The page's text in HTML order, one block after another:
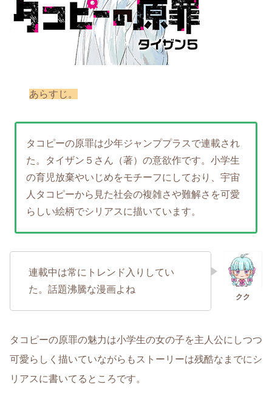
あらすじ。
タコピーの原罪は少年ジャンププラスで連載され
た。タイザン５さん（著）の意欲作です。小学生
の育児放棄やいじめをモチーフにしており、宇宙
人タコピーから見た社会の複雑さや難解さを可愛
らしい絵柄でシリアスに描いています。
連載中は常にトレンド入りしてい
た。話題沸騰な漫画よね
タコピーの原罪の魅力は小学生の女の子を主人公にしつつ
可愛らしく描いていながらもストーリーは残酷なまでにシ
リアスに書いてるところです。